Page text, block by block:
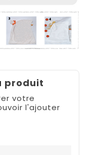
produit
votre
l'ajouter